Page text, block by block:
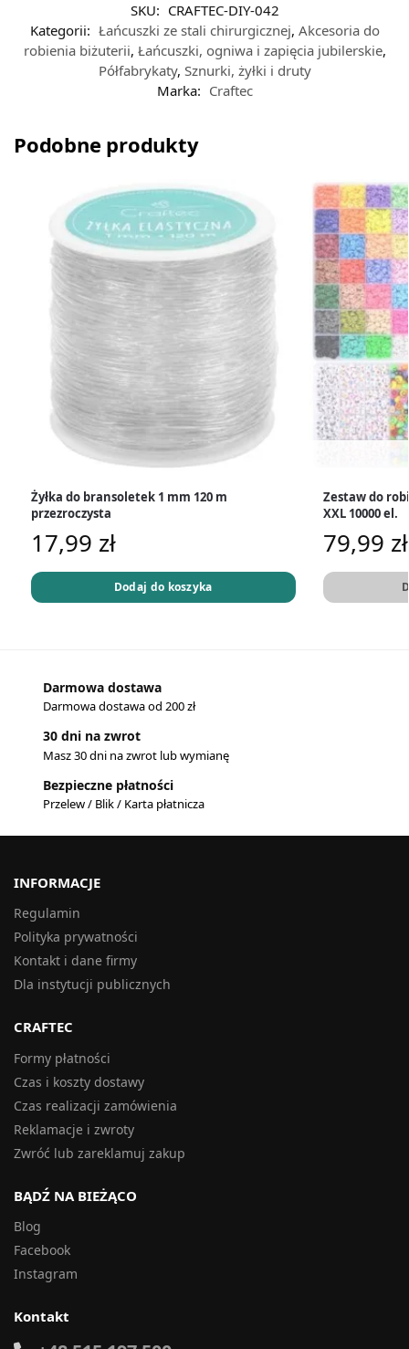
SKU: CRAFTEC-DIY-042
Kategorii: Łańcuszki ze stali chirurgicznej, Akcesoria do
robienia biżuterii, Łańcuszki, ogniwa i zapięcia jubilerskie,
Półfabrykaty, Sznurki, żyłki i druty
Marka: Craftec
Podobne produkty
Żyłka do bransoletek 1 mm 120 m
przezroczysta
17,99 zł
Dodaj do koszyka
Zestaw do
XXL 10000 el.
79,99 zł
Darmowa dostawa
Darmowa dostawa od 200 zł
30 dni na zwrot
Masz 30 dni na zwrot lub wymianę
Bezpieczne płatności
Przelew / Blik / Karta płatnicza
INFORMACJE
Regulamin
Polityka prywatności
Kontakt i dane firmy
Dla instytucji publicznych
CRAFTEC
Formy płatności
Czas i koszty dostawy
Czas realizacji zamówienia
Reklamacje i zwroty
Zwróć lub zareklamuj zakup
BĄDŹ NA BIEŻĄCO
Blog
Facebook
Instagram
Kontakt